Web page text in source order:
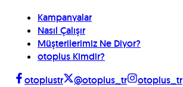
Kampanyalar
Nasıl Çalışır
Müşterilerimiz Ne Diyor?
otoplus Kimdir?
otoplustr
@otoplus_tr
otoplus_tr